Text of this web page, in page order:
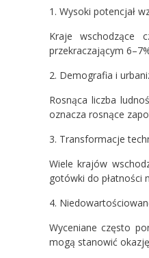
1. Wysoki potencjał
Kraje wschodzące
przekraczającym
2. Demografia i
Rosnąca liczba
oznacza rosnące
3. Transformacje
Wiele krajów
gotówki do płatności
4.
Wyceniane często
mogą stanowić